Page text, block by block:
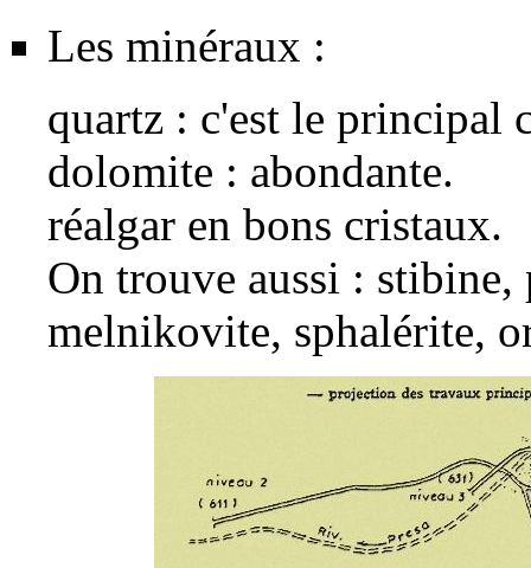
Les minéraux :
quartz : c'est le principal
dolomite : abondante.
réalgar en bons cristaux.
On trouve aussi : stibine,
melnikovite, sphalérite,